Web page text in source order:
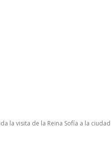
la visita de la Reina Sofía a la ciudad